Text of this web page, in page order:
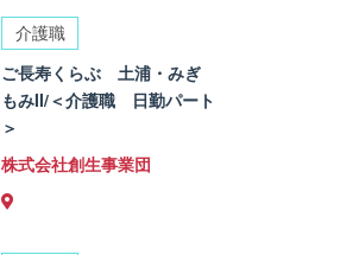
介護職
ご長寿くらぶ 土浦・みぎ
もみII/＜介護職 日勤パート
＞
株式会社創生事業団